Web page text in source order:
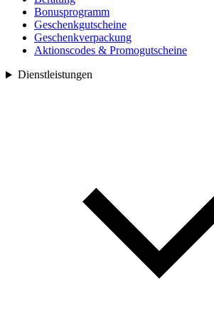
Bonusprogramm
Geschenkgutscheine
Geschenkverpackung
Aktionscodes & Promogutscheine
Dienstleistungen